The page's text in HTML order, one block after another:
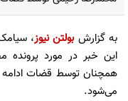
به گزارش بولتن نیوز،
این خبر در مورد پرونده
همچنان توسط قضات ادامه
می‌شود.